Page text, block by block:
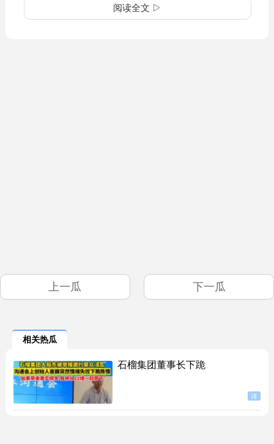
阅读全文 ▷
上一瓜 下一瓜
相关热瓜
石榴集团董事长下跪
详